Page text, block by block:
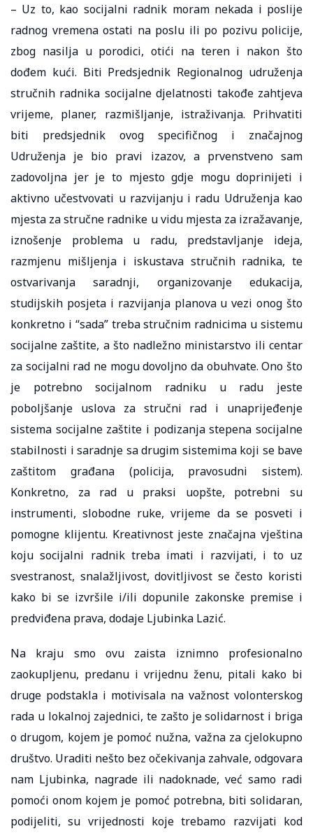
– Uz to, kao socijalni radnik moram nekada i poslije
radnog vremena ostati na poslu ili po pozivu policije,
zbog nasilja u porodici, otići na teren i nakon što
dođem kući. Biti Predsjednik Regionalnog udruženja
stručnih radnika socijalne djelatnosti takođe zahtjeva
vrijeme, planer, razmišljanje, istraživanja. Prihvatiti
biti predsjednik ovog specifičnog i značajnog
Udruženja je bio pravi izazov, a prvenstveno sam
zadovoljna jer je to mjesto gdje mogu doprinijeti i
aktivno učestvovati u razvijanju i radu Udruženja kao
mjesta za stručne radnike u vidu mjesta za izražavanje,
iznošenje problema u radu, predstavljanje ideja,
razmjenu mišljenja i iskustava stručnih radnika, te
ostvarivanja saradnji, organizovanje edukacija,
studijskih posjeta i razvijanja planova u vezi onog što
konkretno i “sada” treba stručnim radnicima u sistemu
socijalne zaštite, a što nadležno ministarstvo ili centar
za socijalni rad ne mogu dovoljno da obuhvate. Ono što
je potrebno socijalnom radniku u radu jeste
poboljšanje uslova za stručni rad i unaprijeđenje
sistema socijalne zaštite i podizanja stepena socijalne
stabilnosti i saradnje sa drugim sistemima koji se bave
zaštitom građana (policija, pravosudni sistem).
Konkretno, za rad u praksi uopšte, potrebni su
instrumenti, slobodne ruke, vrijeme da se posveti i
pomogne klijentu. Kreativnost jeste značajna vještina
koju socijalni radnik treba imati i razvijati, i to uz
svestranost, snalažljivost, dovitljivost se često koristi
kako bi se izvršile i/ili dopunile zakonske premise i
predviđena prava, dodaje Ljubinka Lazić.
Na kraju smo ovu zaista iznimno profesionalno
zaokupljenu, predanu i vrijednu ženu, pitali kako bi
druge podstakla i motivisala na važnost volonterskog
rada u lokalnoj zajednici, te zašto je solidarnost i briga
o drugom, kojem je pomoć nužna, važna za cjelokupno
društvo. Uraditi nešto bez očekivanja zahvale, odgovara
nam Ljubinka, nagrade ili nadoknade, već samo radi
pomoći onom kojem je pomoć potrebna, biti solidaran,
podijeliti, su vrijednosti koje trebamo razvijati kod